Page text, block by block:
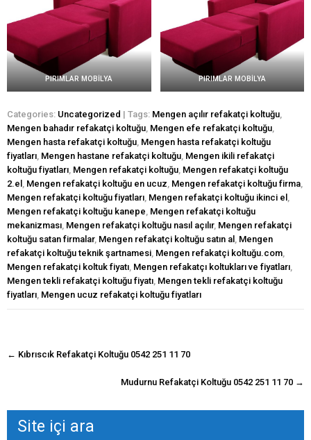
PIRIMLAR MOBİLYA PIRIMLAR MOBİLYA
Categories: Uncategorized | Tags: Mengen açılır refakatçi koltuğu
Mengen bahadır refakatçi koltuğu Mengen efe refakatçi koltuğu
Mengen hasta refakatçi koltuğu Mengen hasta refakatçi koltuğu
fiyatları Mengen hastane refakatçi koltuğu Mengen ikili refakatçi
koltuğu fiyatları Mengen refakatçi koltuğu Mengen refakatçi koltuğu
2.el
Mengen refakatçi koltuğu en ucuz Mengen refakatçi koltuğu firma
Mengen refakatçi koltuğu fiyatları Mengen refakatçi koltuğu ikinci el
Mengen refakatçi koltuğu kanepe Mengen refakatçi koltuğu
mekanizması Mengen refakatçi koltuğu nasıl açılır, Mengen refakatçi
koltuğu satan firmalar, Mengen refakatçi koltuğu satın al
Mengen
refakatçi koltuğu teknik şartnamesi Mengen refakatçi koltuğu.com
Mengen refakatçi koltuk fiyatı Mengen refakatçı koltukları ve fiyatları
Mengen tekli refakatçi koltuğu fiyatı Mengen tekli refakatçi koltuğu
fiyatları Mengen ucuz refakatçi koltuğu fiyatları
navigasyon
← Kıbrıscık Refakatçi Koltuğu 0542 251 11 70
Mudurnu Refakatçi Koltuğu 0542 251 11 70 →
Site içi ara